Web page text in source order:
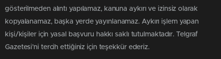
gösterilmeden alıntı yapılamaz, kanuna aykırı ve izinsiz olarak
kopyalanamaz, başka yerde yayınlanamaz. Aykırı işlem yapan
kişi/kişiler için yasal başvuru hakkı saklı tutulmaktadır. Telgraf
Gazetesi’ni tercih ettiğiniz için teşekkür ederiz.